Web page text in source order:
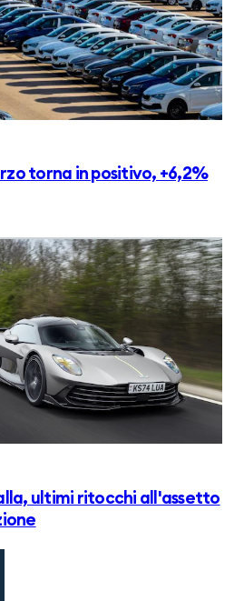
torna in positivo, +6,2%
ultimi ritocchi all'assetto